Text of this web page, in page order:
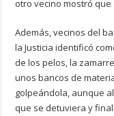
otro vecino mostró
Además, vecinos del
la Justicia identificó
de los pelos, la
unos bancos de
golpeándola, aunque
que se detuviera y